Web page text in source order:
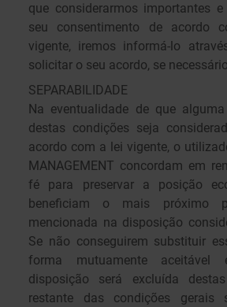
que considerarmos importantes
seu consentimento de acordo
vigente, iremos informá-lo
solicitar o seu acordo, se
SEPARABILIDADE
Na eventualidade de que
destas condições seja
acordo com a lei vigente, o
MANAGEMENT concordam em
fé para preservar a posição
beneficiam o mais próximo
mencionada na disposição
Se não conseguirem substituir
forma mutuamente
disposição será excluída
restante das condições gerais